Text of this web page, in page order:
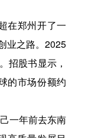
在郑州开了一
业之路。2025
招股书显示，
的市场份额约
一年前去东南